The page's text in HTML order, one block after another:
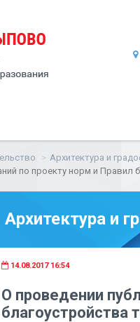
Архитектура и
по проекту норм и Правил
Архитектура и
14.08.2017 16:54
О проведении
благоустройства